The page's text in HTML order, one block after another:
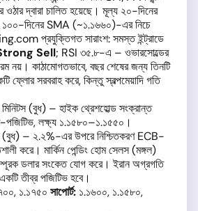
দ্বারা চালিত হয়েছে। মূল্য ২০-দিনের
দিনের SMA (~১.১৬৬০)-এর নিচে
প্রযুক্তিগত সারাংশ: সমস্ত ইন্ট্রাডে
Sell; RSI ৩৫.৮-এ – ওভারসোল্ডের
নয়। কাঠামোগতভাবে, বছর শেষের জন্য তিনটি
ফ্লোর সরবরাহ করে, কিন্তু স্বল্পমেয়াদি গতি
(বুধ) – হাইক থ্রেশহোল্ড সংক্রান্ত
লক্ষ্য ১.১৫৮০–১.১৫৫০।
– ২.২%-এর উপরে নিশ্চিতকরণ ECB-
করে। মার্কিন পেন্ডিং হোম সেলস (মঙ্গল)
ডলার সংকেত যোগ করে। ইরান অগ্রগতি
তীব্র পজিটিভ হবে।
১.১৭৫০ সাপোর্ট: ১.১৬০০, ১.১৫৮০,